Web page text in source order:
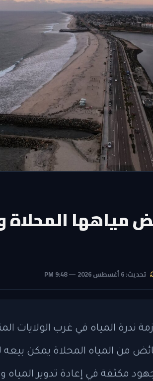
مياهها
تحديث: 6 أغسطس 2026 — 9:48 PM
المياه في غرب الولايات
من المياه المحلاة يمكن
مكثفة في إعادة تدوير